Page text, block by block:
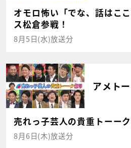
オモロ怖い「でな、話はこ
ス松倉参戦！
8月5日(水)放送分
アメト
売れっ子芸人の貴重トーー
8月6日(木)放送分